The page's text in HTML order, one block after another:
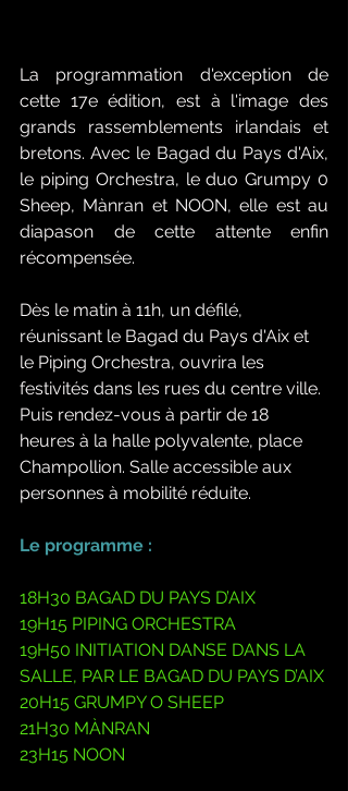
La programmation d'exception de
cette 17e édition, est à l'image des
grands rassemblements irlandais et
bretons. Avec le Bagad du Pays d'Aix,
le piping Orchestra, le duo Grumpy 0
Sheep, Mànran et NOON, elle est au
diapason de cette attente enfin
récompensée.
Dès le matin à 11h, un défilé,
réunissant le Bagad du Pays d'Aix et
le Piping Orchestra, ouvrira les
festivités dans les rues du centre ville.
Puis rendez-vous à partir de 18
heures à la halle polyvalente, place
Champollion. Salle accessible aux
personnes à mobilité réduite.
Le programme :
18H30 BAGAD DU PAYS D’AIX
19H15 PIPING ORCHESTRA
19H50 INITIATION DANSE DANS LA
SALLE, PAR LE BAGAD DU PAYS D’AIX
20H15 GRUMPY O SHEEP
21H30 MÀNRAN
23H15 NOON